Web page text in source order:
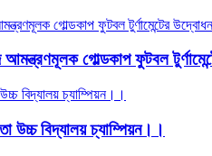
গোল্ডকাপ ফুটবল
উচ্চ বিদ্যালয় চ্যাম্পিয়ন।।